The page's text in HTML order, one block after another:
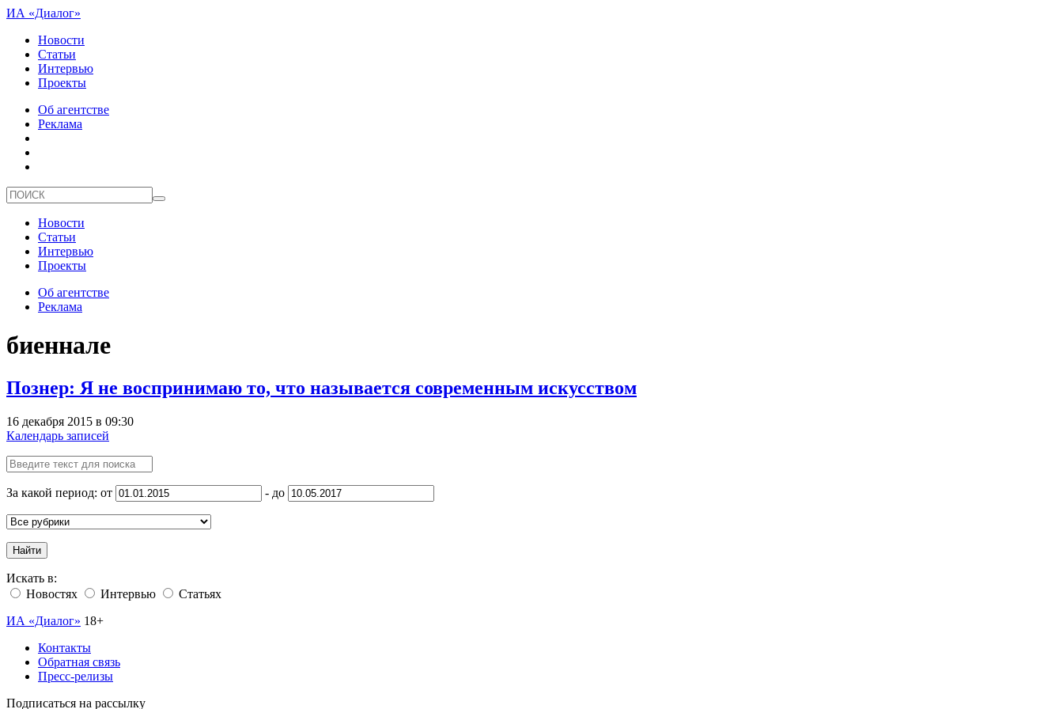
ИА «Диалог»
Новости
Статьи
Интервью
Проекты
Об агентстве
Реклама
Новости
Статьи
Интервью
Проекты
Об агентстве
Реклама
биеннале
Познер: Я не воспринимаю то, что называется современным искусством
16 декабря 2015 в 09:30
Календарь записей
За какой период: от - до
Найти
Искать в:
Новостях
Интервью
Статьях
ИА «Диалог» 18+
Контакты
Обратная связь
Пресс-релизы
Подписаться на рассылку